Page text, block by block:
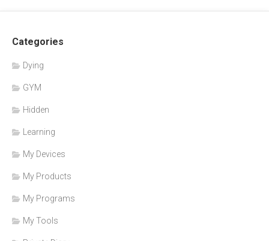
Categories
Dying
GYM
Hidden
Learning
My Devices
My Products
My Programs
My Tools